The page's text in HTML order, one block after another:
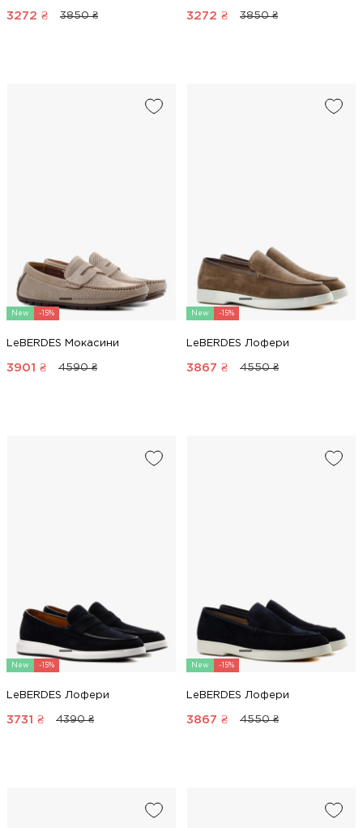
3272 ₴ 3850 ₴ 3272 ₴ 3850 ₴
New -15%
LeBERDES Мокасини
3901 ₴ 4590 ₴
New -15%
LeBERDES Лофери
3867 ₴ 4550 ₴
New -15%
LeBERDES Лофери
3731 ₴ 4390 ₴
New -15%
LeBERDES Лофери
3867 ₴ 4550 ₴